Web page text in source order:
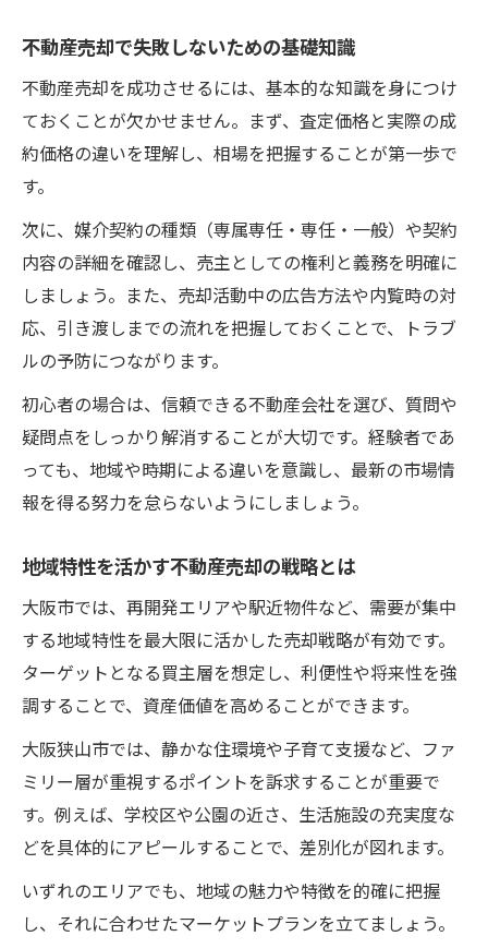
不動産売却の極意と賢い選択のポイント
不動産売却で失敗しないための基礎知識
不動産売却を成功させるには、基本的な知識を身につけ
ておくことが欠かせません。まず、査定価格と実際の成
約価格の違いを理解し、相場を把握することが第一歩で
す。
次に、媒介契約の種類（専属専任・専任・一般）や契約
内容の詳細を確認し、売主としての権利と義務を明確に
しましょう。また、売却活動中の広告方法や内覧時の対
応、引き渡しまでの流れを把握しておくことで、トラブ
ルの予防につながります。
初心者の場合は、信頼できる不動産会社を選び、質問や
疑問点をしっかり解消することが大切です。経験者であ
っても、地域や時期による違いを意識し、最新の市場情
報を得る努力を怠らないようにしましょう。
地域特性を活かす不動産売却の戦略とは
大阪市では、再開発エリアや駅近物件など、需要が集中
する地域特性を最大限に活かした売却戦略が有効です。
ターゲットとなる買主層を想定し、利便性や将来性を強
調することで、資産価値を高めることができます。
大阪狭山市では、静かな住環境や子育て支援など、ファ
ミリー層が重視するポイントを訴求することが重要で
す。例えば、学校区や公園の近さ、生活施設の充実度な
どを具体的にアピールすることで、差別化が図れます。
いずれのエリアでも、地域の魅力や特徴を的確に把握
し、それに合わせたマーケットプランを立てましょう。